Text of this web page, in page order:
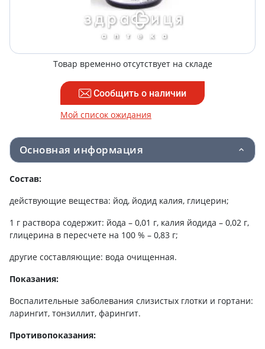
Товар временно отсутствует на складе
Сообщить о наличии
Мой список ожидания
Основная информация
Состав:
действующие вещества: йод, йодид калия, глицерин;
1 г раствора содержит: йода – 0,01 г, калия йодида – 0,02 г,
глицерина в пересчете на 100 % – 0,83 г;
другие составляющие: вода очищенная.
Показания:
Воспалительные заболевания слизистых глотки и гортани:
ларингит, тонзиллит, фарингит.
Противопоказания: